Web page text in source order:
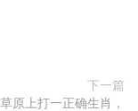
下一篇
原上打一正确生肖，